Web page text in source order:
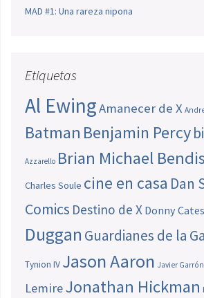
MAD #1: Una rareza nipona
Etiquetas
Al EwingAmanecer de X
Batman Benjamin Percy
Azzarello Brian Michael Bendis
Charles Soule cine en casa Dan
Comics Destino de X Donny Cates
Duggan Guardianes de la
Tynion IV Jason Aaron Javier Garrón
LemireJonathan Hickman